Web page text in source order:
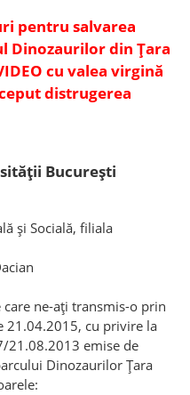
pentru salvarea
Dinozaurilor din Țara
cu valea virgină
distrugerea
București
și Socială, filiala
care ne-ați transmis-o prin
21.04.2015, cu privire la
21.08.2013 emise de
Dinozaurilor Țara